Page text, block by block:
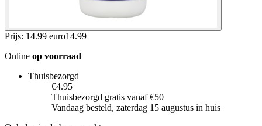
Prijs: 14.99 euro14.99
Online op voorraad
Thuisbezorgd
€4.95
Thuisbezorgd gratis vanaf €50
Vandaag besteld, zaterdag 15 augustus in huis